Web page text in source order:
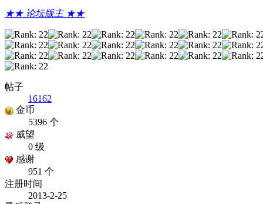
★★ 论坛版主 ★★
帖子
16162
金币
5396 个
威望
0 级
感谢
951 个
注册时间
2013-2-25